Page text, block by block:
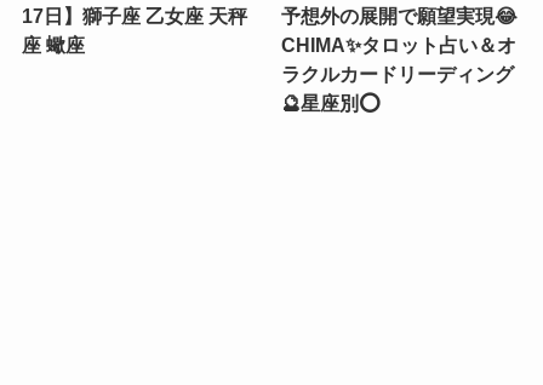
17日】獅子座 乙女座 天秤
座 蠍座
予想外の展開で願望実現😂
CHIMA✨タロット占い＆オ
ラクルカードリーディング
🔮星座別⭕